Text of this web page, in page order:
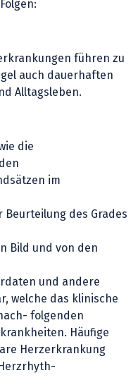
führen zu
auch dauerhaften
Alltagsleben.
die
im
Beurteilung des Grades
Bild und von den
und andere
welche das klinische
folgenden
Häufige
Herzerkrankung